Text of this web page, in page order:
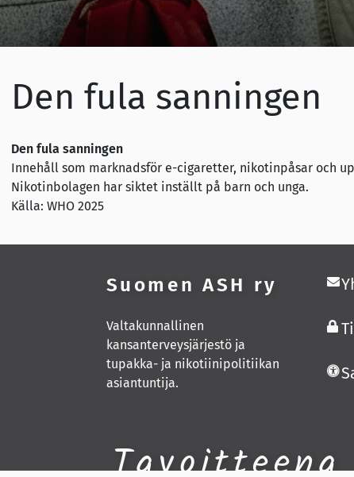
Den fula sanningen
Den fula sanningen
Innehåll som marknadsför e-cigaretter, nikotinpåsar och
Nikotinbolagen har siktet inställt på barn och unga.
Källa: WHO 2025
Suomen ASH ry
Valtakunnallinen
kansanterveysjärjestö ja
tupakka- ja nikotiinipolitiikan
asiantuntija.